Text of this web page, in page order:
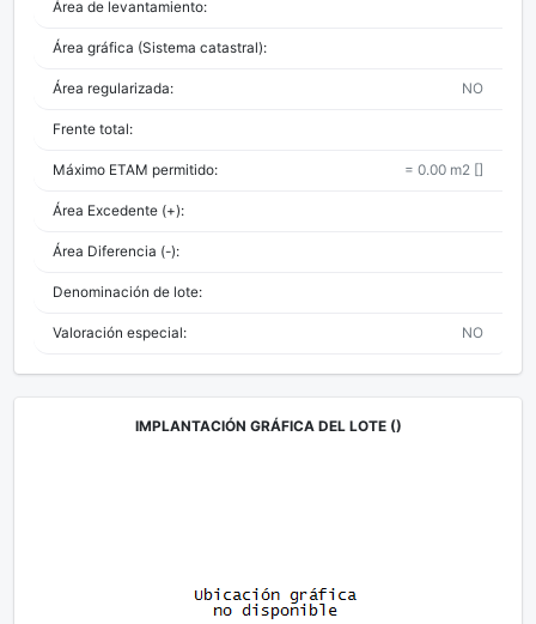
Área de levantamiento:
Área gráfica (Sistema catastral):
Área regularizada: NO
Frente total:
Máximo ETAM permitido: = 0.00 m2
Área Excedente (+):
Área Diferencia (-):
Denominación de lote:
Valoración especial: NO
IMPLANTACIÓN GRÁFICA DEL LOTE ()